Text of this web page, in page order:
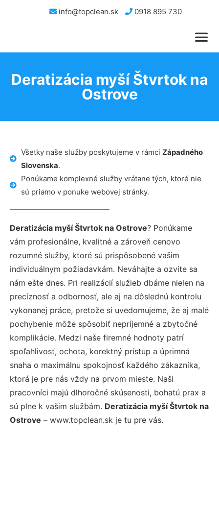
info@topclean.sk 0918 895 730
Deratizácia myší Štvrtok na
Ostrove
Všetky naše služby poskytujeme v rámci Západného
Slovenska.
Ponúkame komplexné služby vrátane tých, ktoré nie
sú priamo v ponuke webovej stránky.
Deratizácia myší Štvrtok na Ostrove? Ponúkame
vám profesionálne, kvalitné a zároveň cenovo
rozumné služby, ktoré sú prispôsobené vašim
individuálnym požiadavkám. Neváhajte a ozvite sa
nám ešte dnes. Pri realizácií služieb dbáme nielen na
precíznosť a odbornosť, ale aj na dôslednú kontrolu
vykonanej práce, pretože si uvedomujeme, že aj malé
pochybenie môže spôsobiť nepríjemné a zbytočné
komplikácie. Medzi naše firemné hodnoty patrí
spoľahlivosť, ochota, korektný prístup a úprimná
snaha o maximálnu spokojnosť každého zákazníka,
ktorá je pre nás vždy na prvom mieste. Naši
pracovníci majú dlhoročné skúsenosti, bohatú prax a
sú plne k vašim službám. Deratizácia myší Štvrtok na
Ostrove – www.topclean.sk je tu pre vás.